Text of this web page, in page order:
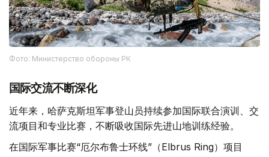
Фото: Министерство обороны РК
国际交流不断深化
近年来，哈萨克斯坦军事登山员持续参加国际联合演训、交
流项目和专业比赛，不断吸收国际先进山地训练经验。
在国际军事比赛“厄尔布鲁士环线”（Elbrus Ring）项目